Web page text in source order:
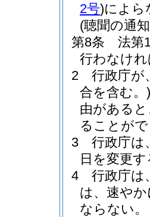
2号)によら
(聴聞の通
第8条
法第
行わなけ
2
行政庁が
合を含む。)
由がある
ることが
3
行政庁は
日を変更
4
行政庁は
は、速や
ならない。